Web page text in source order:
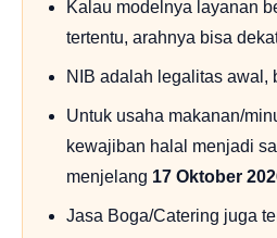
Kalau modelnya layanan
tertentu, arahnya bisa
NIB adalah legalitas awal,
Untuk usaha makanan/
kewajiban halal menjadi
menjelang 17 Oktober
Jasa Boga/Catering juga